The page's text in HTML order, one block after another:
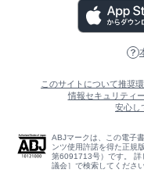
このサイトについて推奨
情報セキュリティ
安心し
ABJマークは、この電子
ンツ使用許諾を得た正規
第6091713号）です。 詳
議会］で検索してください